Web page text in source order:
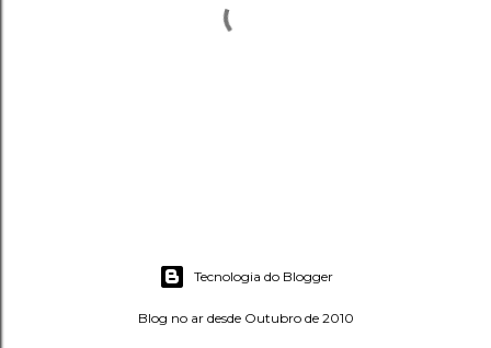
Tecnologia do Blogger
Blog no ar desde Outubro de 2010